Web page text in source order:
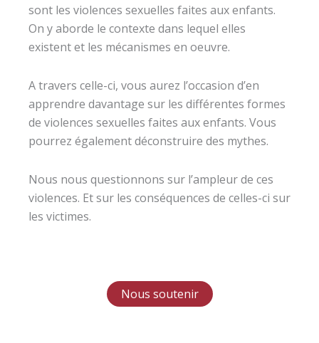
sont les violences sexuelles faites aux enfants.
On y aborde le contexte dans lequel elles
existent et les mécanismes en oeuvre.
A travers celle-ci, vous aurez l’occasion d’en
apprendre davantage sur les différentes formes
de violences sexuelles faites aux enfants. Vous
pourrez également déconstruire des mythes.
Nous nous questionnons sur l’ampleur de ces
violences. Et sur les conséquences de celles-ci sur
les victimes.
Nous soutenir